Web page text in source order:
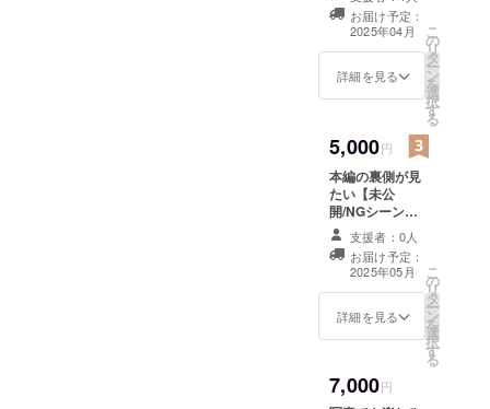
「何事も本
気で全力で
標に高クオ
品を作れる
ように日々
試行錯誤を
繰り返して
いる。
6cm×8cm （予
定）
アアートゼミ展
示会/卒業制作展
案内 開催地：未
定（御茶ノ水近
郊） 詳細はメー
ンビジュアルを
使用したステッ
カーとなる予定
です。 商品サイ
ズ：最大
6cm×8cm （予
定） ・先行視聴
URL
お届け予定：
2025年04月
詳細を見る
こ
の
リ
タ
ー
ン
を
選
択
す
る
5,000円
本編の裏側が見
たい【未公
開/NGシーン集
プラン】 ・お礼
のお手紙 ・メ
ディアアートゼ
ミ展示会/卒業制
作展案内 開催
地：未定（御茶
ノ水近郊） 詳細
テッカーセット
メインビジュア
支援者：0人
お届け予定：
2025年05月
詳細を見る
こ
の
リ
タ
ー
ン
を
選
択
す
る
7,000円